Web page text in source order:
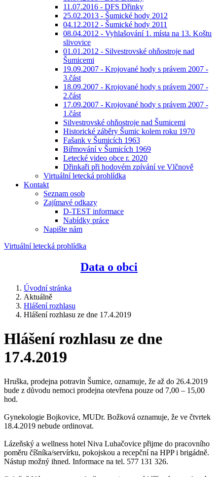
11.07.2016 - DFS Dřinky
25.02.2013 - Šumické hody 2012
04.12.2012 - Šumické hody 2011
08.04.2012 - Vyhlašování 1. místa na 13. Koštu
slivovice
01.01.2012 - Silvestrovské ohňostroje nad
Šumicemi
19.09.2007 - Krojované hody s právem 2007 -
3.část
18.09.2007 - Krojované hody s právem 2007 -
2.část
17.09.2007 - Krojované hody s právem 2007 -
1.část
Silvestrovské ohňostroje nad Šumicemi
Historické záběry Šumic kolem roku 1970
Fašank v Šumicích 1963
Biřmování v Šumicích 1969
Letecké video obce r. 2020
Dřinkaři při hodovém zpívání ve Vlčnově
Virtuální letecká prohlídka
Kontakt
Seznam osob
Zajímavé odkazy
D-TEST informace
Nabídky práce
Napište nám
Virtuální letecká prohlídka
Data o obci
Úvodní stránka
Aktuálně
Hlášení rozhlasu
Hlášení rozhlasu ze dne 17.4.2019
Hlášení rozhlasu ze dne
17.4.2019
Hruška, prodejna potravin Šumice, oznamuje, že až do 26.4.2019
bude z důvodu nemoci prodejna otevřena pouze od 7,00 – 15,00
hod.
Gynekologie Bojkovice, MUDr. Božková oznamuje, že ve čtvrtek
18.4.2019 nebude ordinovat.
Lázeňský a wellness hotel Niva Luhačovice přijme do pracovního
poměru číšníka/servírku, pokojskou a recepční na HPP i brigádně.
Nástup možný ihned. Informace na tel. 577 131 326.